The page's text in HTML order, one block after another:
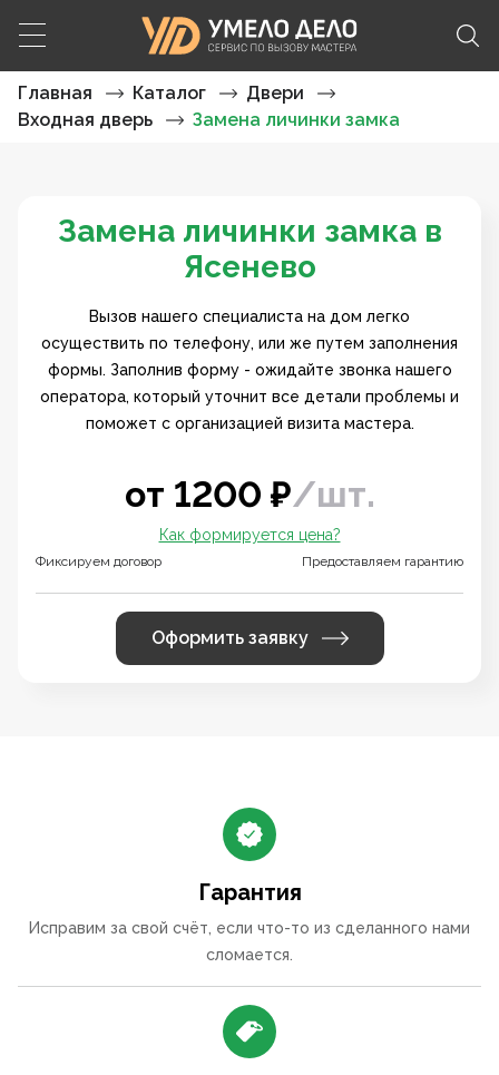
Главная Каталог
Двери
Входная дверь
Замена личинки замка
Замена личинки замка в
Ясенево
Вызов нашего специалиста на дом легко
осуществить по телефону, или же путем заполнения
формы. Заполнив форму - ожидайте звонка нашего
оператора, который уточнит все детали проблемы и
поможет с организацией визита мастера.
от 1200 ₽/шт.
Фиксируем договор
Как формируется цена?
Предоставляем гарантию
Оформить заявку
Гарантия
Исправим за свой счёт, если что-то из сделанного нами
сломается.